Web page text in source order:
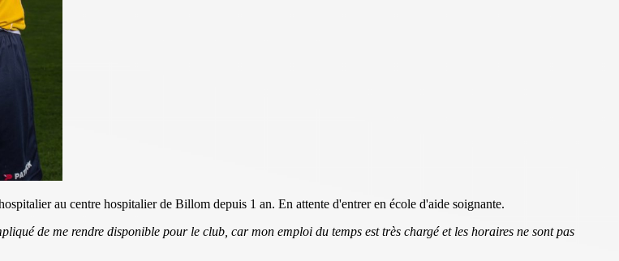
au centre hospitalier de Billom depuis 1 an. En attente d'entrer en école d'aide soignante.
de me rendre disponible pour le club, car mon emploi du temps est très chargé et les horaires ne sont pas